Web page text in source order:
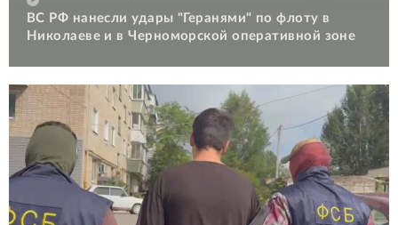
ВС РФ нанесли удары "Геранями" по флоту в
Николаеве и в Черноморской оперативной зоне